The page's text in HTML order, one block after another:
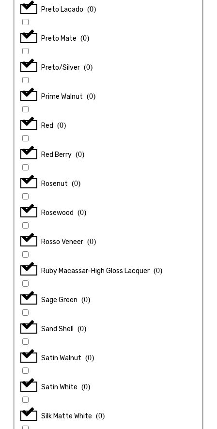
Preto Lacado (0)
Preto Mate (0)
Preto/Silver (0)
Prime Walnut (0)
Red (0)
Red Berry (0)
Rosenut (0)
Rosewood (0)
Rosso Veneer (0)
Ruby Macassar-High Gloss Lacquer (0)
Sage Green (0)
Sand Shell (0)
Satin Walnut (0)
Satin White (0)
Silk Matte White (0)